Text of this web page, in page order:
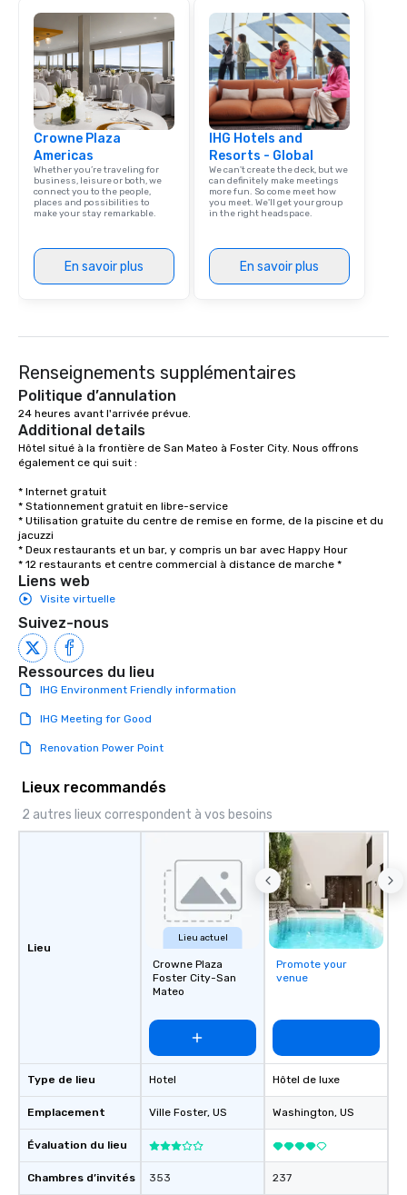
Favorites" can also
office, hotel or
Crowne Plaza
Americas
Whether you’re traveling for
business, leisure or both, we
connect you to the people,
places and possibilities to
make your stay remarkable.
En savoir plus
IHG Hotels and
Resorts - Global
We can't create the deck, but we
can definitely make meetings
more fun. So come meet how
you meet. We'll get your group
in the right headspace.
En savoir plus
Renseignements supplémentaires
Politique d’annulation
24 heures avant l'arrivée prévue.
Additional details
Hôtel situé à la frontière de San Mateo à Foster City. Nous offrons
également ce qui suit :
* Internet gratuit
* Stationnement gratuit en libre-service
* Utilisation gratuite du centre de remise en forme, de la piscine et du
jacuzzi
* Deux restaurants et un bar, y compris un bar avec Happy Hour
* 12 restaurants et centre commercial à distance de marche *
Liens web
Visite virtuelle
Suivez-nous
Ressources du lieu
IHG Environment Friendly information
IHG Meeting for Good
Renovation Power Point
Lieux recommandés
2 autres lieux correspondent à vos besoins
Lieu
Type de lieu
Emplacement
Évaluation du lieu
Chambres d’invités
Lieu actuel
Crowne Plaza
Foster City-San
Mateo
Hotel
Ville Foster, US
353
Promote your
venue
Hôtel de luxe
Washington, US
237